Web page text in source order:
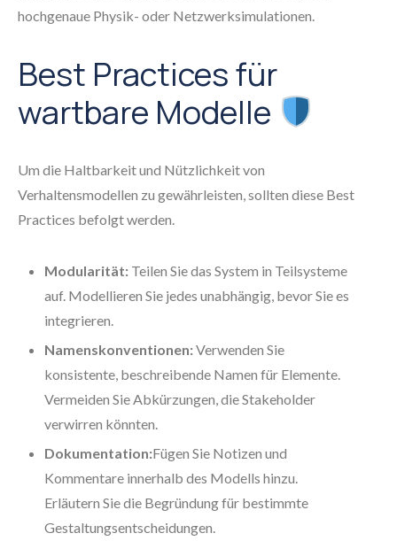
hochgenaue Physik- oder Netzwerksimulationen.
Best Practices für
wartbare Modelle
Um die Haltbarkeit und Nützlichkeit von
Verhaltensmodellen zu gewährleisten, sollten diese Best
Practices befolgt werden.
Modularität: Teilen Sie das System in Teilsysteme
auf. Modellieren Sie jedes unabhängig, bevor Sie es
integrieren.
Namenskonventionen:Verwenden Sie
konsistente, beschreibende Namen für Elemente.
Vermeiden Sie Abkürzungen, die Stakeholder
verwirren könnten.
Dokumentation:Fügen Sie Notizen und
Kommentare innerhalb des Modells hinzu.
Erläutern Sie die Begründung für bestimmte
Gestaltungsentscheidungen.